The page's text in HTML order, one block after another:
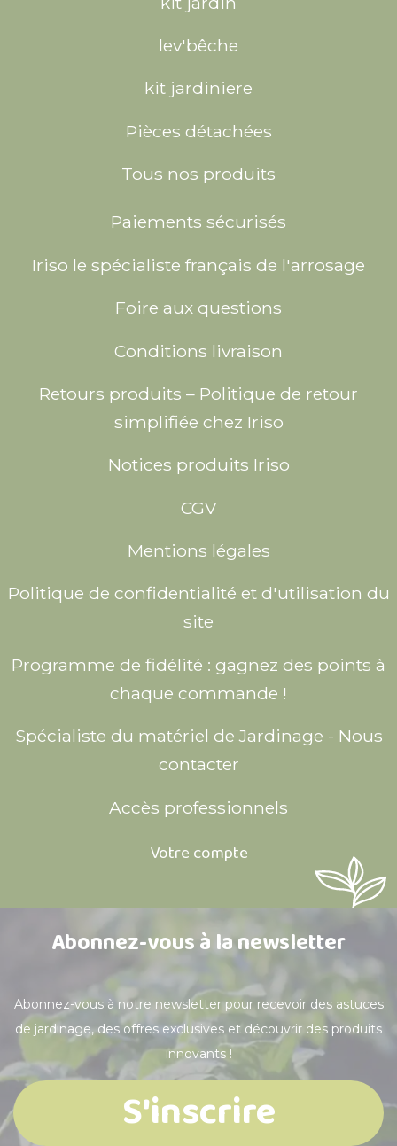
lev'bêche
kit jardiniere
Pièces détachées
Tous nos produits
Paiements sécurisés
Iriso le spécialiste français de l'arrosage
Foire aux questions
Conditions livraison
Retours produits – Politique de retour
simplifiée chez Iriso
Notices produits Iriso
CGV
Mentions légales
Politique de confidentialité et d'utilisation du
site
Programme de fidélité : gagnez des points à
chaque commande !
Spécialiste du matériel de Jardinage - Nous
contacter
Accès professionnels
Votre compte
Abonnez-vous à la newsletter
Abonnez-vous à notre newsletter pour recevoir des astuces
de jardinage, des offres exclusives et découvrir des produits
innovants !
S'inscrire